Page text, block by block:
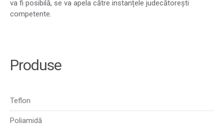
va fi posibilă, se va apela către instanțele judecătorești
competente.
Produse
Teflon
Poliamidă